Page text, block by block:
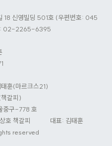
18 신영빌딩 501호 (우편번호: 04584)
: 02-2265-6395
훈(마르크스21)
갈피)
중구-778 호
호 책갈피
대표: 김태훈
reserved